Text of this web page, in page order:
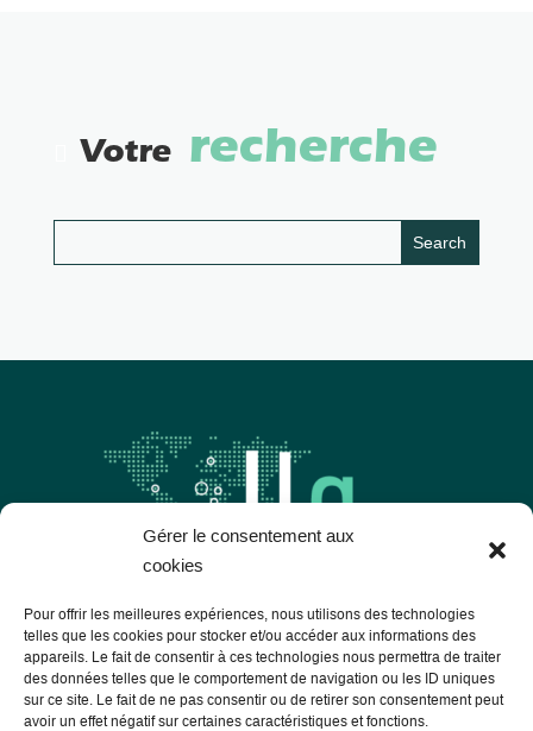
Gérer le consentement aux
cookies
Pour offrir les meilleures expériences, nous utilisons des technologies
telles que les cookies pour stocker et/ou accéder aux informations des
appareils. Le fait de consentir à ces technologies nous permettra de traiter
des données telles que le comportement de navigation ou les ID uniques
sur ce site. Le fait de ne pas consentir ou de retirer son consentement peut
avoir un effet négatif sur certaines caractéristiques et fonctions.
Votrerecherche
Les Libres Géographes
28 rue Hoche